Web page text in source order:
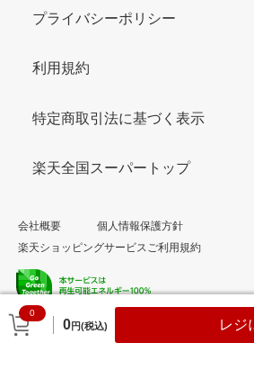
0
0円(税込) レジ
プライバシーポリシー
利用規約
特定商取引法に基づく表示
楽天全国スーパートップ
会社概要
個人情報保護方針
楽天ショッピングサービスご利用規約
© Rakuten Group, Inc.